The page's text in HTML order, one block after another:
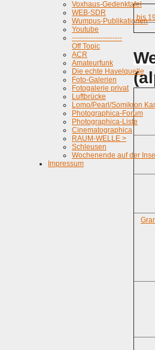
Voxhaus-Gedenktafel
WEB-SDR
Wumpus-Publikationen
Youtube
---------------------
Off Topic
ACR
Amateurfunk
Die echte Havelquelle
Foto-Galerien
Fotogalerie privat
Luftbrücke
Lomo/Pearl/Somikron
Photographica-Forum
Photographica-Liste
Cinematographica
RAUM-WELLE >
Schleusen
Wochenende auf der
Impressum
bis